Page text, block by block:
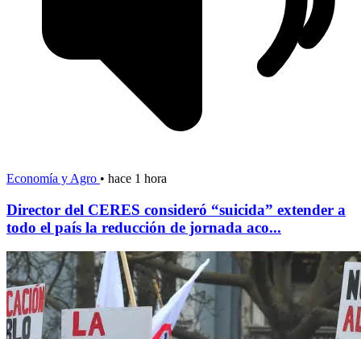
Economía y Agro • hace 1 hora
Director del CERES consideró “suicida” extender a
todo el país la reducción de jornada aco...